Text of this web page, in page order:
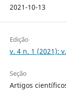
2021-10-13
Edição
v. 4 n. 1 (2021):
Seção
Artigos